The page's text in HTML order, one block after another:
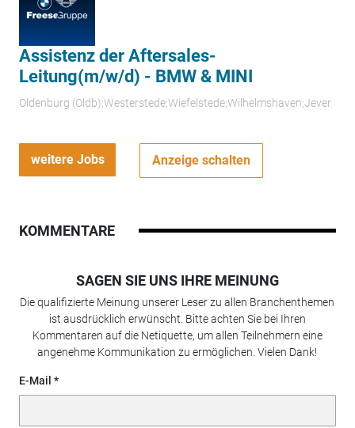
Assistenz der Aftersales-
Leitung(m/w/d) - BMW & MINI
Oldenburg (Oldb);Westerstede;Wiefelstede;Wilhelmshaven;Jever
weitere Jobs Anzeige schalten
KOMMENTARE
SAGEN SIE UNS IHRE MEINUNG
Die qualifizierte Meinung unserer Leser zu allen Branchenthemen
ist ausdrücklich erwünscht. Bitte achten Sie bei Ihren
Kommentaren auf die Netiquette, um allen Teilnehmern eine
angenehme Kommunikation zu ermöglichen. Vielen Dank!
E-Mail